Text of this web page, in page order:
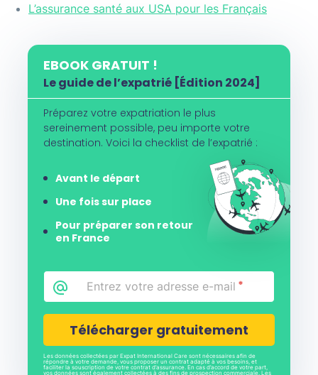
L’assurance santé aux USA pour les Français
EBOOK GRATUIT !
Le guide de l’expatrié [Édition 2024]
Préparez votre expatriation le plus
sereinement possible, peu importe votre
destination. Voici la checklist de l’expatrié :
Avant le départ
Une fois sur place
Pour préparer son retour
en France
Email
CAPTCHA
Les données collectées par Expat International Care sont nécessaires afin de
répondre à votre demande, vous proposer un contrat adapté à vos besoins, et
faciliter la souscription de votre contrat d’assurance. En cas d’accord de votre part,
vos données sont également collectées à des fins de prospection commerciale. Les